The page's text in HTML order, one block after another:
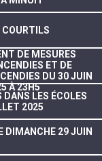
COURTILS
DE MESURES
ET DE
DU 30 JUIN
À 23H5
LES ÉCOLES
2025
DIMANCHE 29 JUIN